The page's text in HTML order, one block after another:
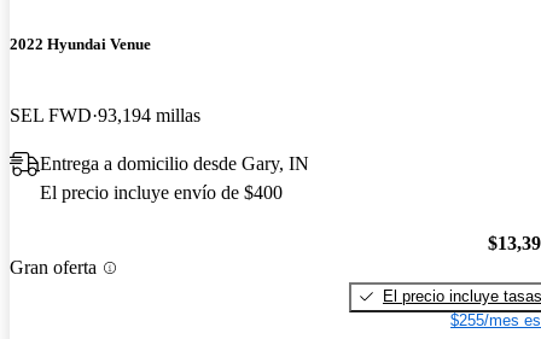
2022 Hyundai Venue
SEL FWD 93,194 millas
Entrega a domicilio desde Gary, IN
El precio incluye envío de $400
Gran oferta
El precio incluye tasas
$255/mes